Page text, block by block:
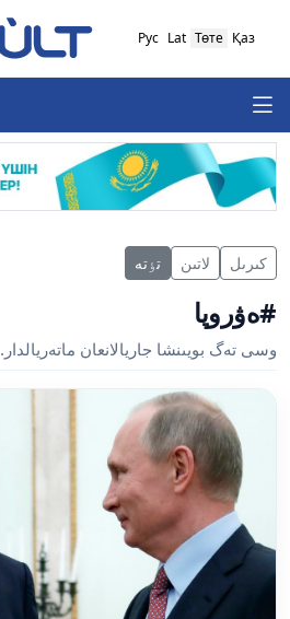
Қаз
Төте
Lat
Рус
كىرىل لاتىن تٶتە
#ەۋروپا
وسى تەگ بويىنشا جاريالانعان ماتەريالدار.